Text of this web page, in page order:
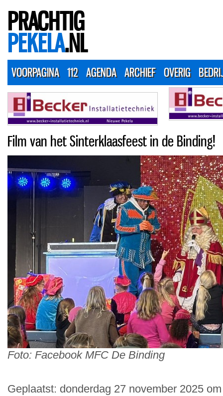
PRACHTIG
PEKELA.NL
VOORPAGINA 112 AGENDA ARCHIEF OVERIG
Film van het Sinterklaasfeest in de Binding!
Foto: Facebook MFC De Binding
Geplaatst: donderdag 27 november 2025